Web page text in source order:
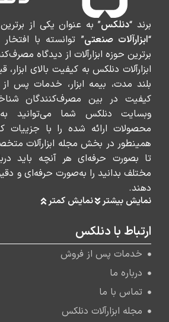
برند “دنلکس” به عنوان یکی از
“ابزارآلات صنعتی” توانسته با
برترین حوزه ابزارآلات از دیدگاه
ابزارآلات دنلکس به کیفیت بالای
بلند مدت، بیمه ابزار، خدمات پس
کیفیت در بین مصرف‌کنندگان
وبسایت دنلکس شما می‌توانید
محصولات ارائه شده را با جزییات
همینطور در بخش مجله ابزارآلات
تا بصورت حرفه‌ای هر آنچه باید
مختلف بدانید را به‌صورت حرفه‌ای و
دهند.
نمایش بیشتر نمایش کمتر
ارتباط با دنلکس
خدمات پس از فروش
درباره ما
تماس با ما
مجله ابزارآلات دنلکس